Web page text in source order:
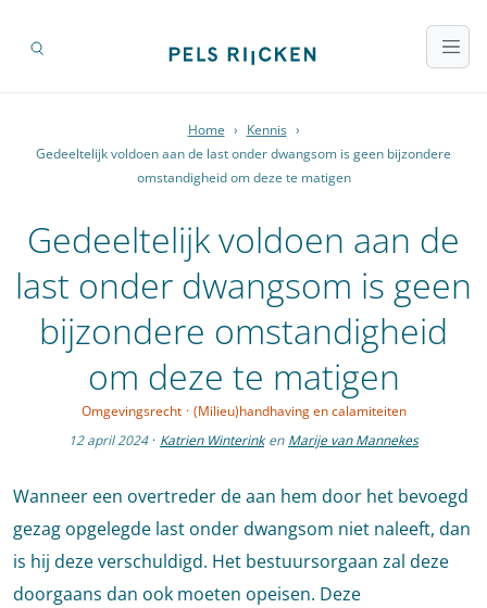
Home › Kennis ›
Gedeeltelijk voldoen aan de last onder dwangsom is geen bijzondere
omstandigheid om deze te matigen
Gedeeltelijk voldoen aan de
last onder dwangsom is geen
bijzondere omstandigheid
om deze te matigen
Omgevingsrecht · (Milieu)handhaving en calamiteiten
12 april 2024 · Katrien Winterink en Marije van Mannekes
Wanneer een overtreder de aan hem door het bevoegd
gezag opgelegde last onder dwangsom niet naleeft, dan
is hij deze verschuldigd. Het bestuursorgaan zal deze
doorgaans dan ook moeten opeisen. Deze